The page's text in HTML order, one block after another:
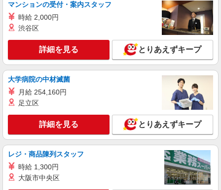
キープ 詳細を見る
派遣社員
株式会社kotrio /●OS-H1-2103479
神崎川駅すぐ★見守り・お掃除などのシニア向
けマンションSTAFF
時給1550円〜2187円 ＜日払い有/週払い有/交
通費全支給(ガソリン代含む)＞
キープ 詳細を見る
株式会社kotrio /●OS-H1-1957208
西中島南方駅★シフト柔軟で長く働きやすいシ
マンションの受付・案内スタッフ
時給 2,000円
渋谷区
詳細を見る とりあえずキープ
大学病院の中材滅菌
月給 254,160円
足立区
詳細を見る とりあえずキープ
レジ・商品陳列スタッフ
時給 1,300円
大阪市中央区